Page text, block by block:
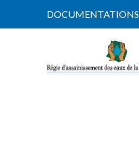
DOCUMENTATIONS